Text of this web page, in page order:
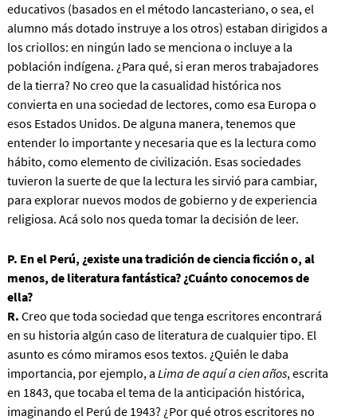
educativos (basados en el método lancasteriano, o sea, el
alumno más dotado instruye a los otros) estaban dirigidos a
los criollos: en ningún lado se menciona o incluye a la
población indígena. ¿Para qué, si eran meros trabajadores
de la tierra? No creo que la casualidad histórica nos
convierta en una sociedad de lectores, como esa Europa o
esos Estados Unidos. De alguna manera, tenemos que
entender lo importante y necesaria que es la lectura como
hábito, como elemento de civilización. Esas sociedades
tuvieron la suerte de que la lectura les sirvió para cambiar,
para explorar nuevos modos de gobierno y de experiencia
religiosa. Acá solo nos queda tomar la decisión de leer.
P. En el Perú, ¿existe una tradición de ciencia ficción o, al
menos, de literatura fantástica? ¿Cuánto conocemos de
ella?
R. Creo que toda sociedad que tenga escritores encontrará
en su historia algún caso de literatura de cualquier tipo. El
asunto es cómo miramos esos textos. ¿Quién le daba
importancia, por ejemplo, a Lima de aquí a cien años, escrita
en 1843, que tocaba el tema de la anticipación histórica,
imaginando el Perú de 1943? ¿Por qué otros escritores no